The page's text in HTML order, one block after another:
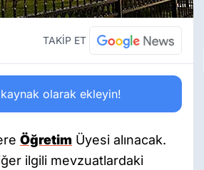
TAKİP ET
olarak ekleyin!
Öğretim Üyesi alınacak.
ilgili mevzuatlardaki